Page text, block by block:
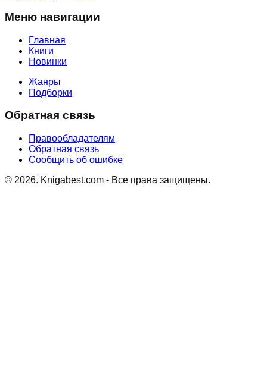
Меню навигации
Главная
Книги
Новинки
Жанры
Подборки
Обратная связь
Правообладателям
Обратная связь
Сообщить об ошибке
© 2026. Knigabest.com - Все права защищены.